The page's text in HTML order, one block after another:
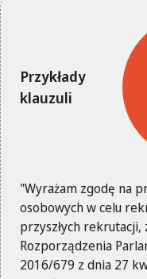
Przykłady
klauzuli
"Wyrażam zgodę na
osobowych w celu
przyszłych rekrutacji,
Rozporządzenia
2016/679 z dnia 27